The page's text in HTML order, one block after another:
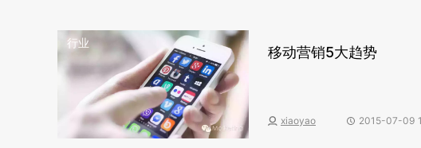
行业
移动营销5大趋势
xiaoyao 2015-07-09